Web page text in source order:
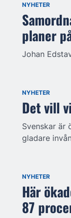
NYHETER
planer
Johan
NYHETER
Det vill
Svenskar är
gladare
NYHETER
Här
87